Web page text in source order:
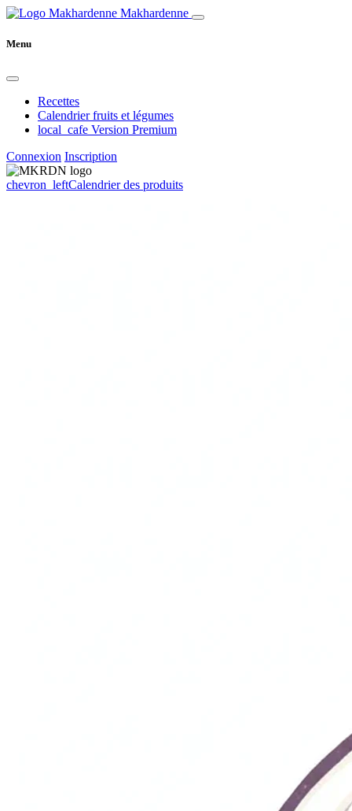
Makhardenne
Menu
Recettes
Calendrier fruits et légumes
local_cafe Version Premium
Connexion Inscription
chevron_leftCalendrier des produits